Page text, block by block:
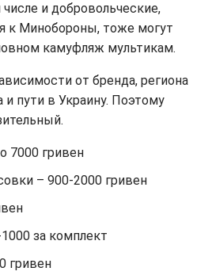
и добровольческие,
к Минобороны, тоже могут
камуфляж мультикам.
от бренда, региона
и пути в Украину. Поэтому
7000 гривен
– 900-2000 гривен
за комплект
гривен